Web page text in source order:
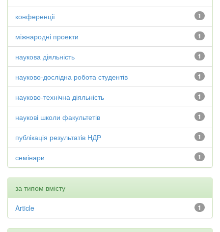
1
конференції
1
міжнародні проекти
1
наукова діяльність
1
науково-дослідна робота студентів
1
науково-технічна діяльність
1
наукові школи факультетів
1
публікація результатів НДР
1
семінари
за типом вмісту
1
Article